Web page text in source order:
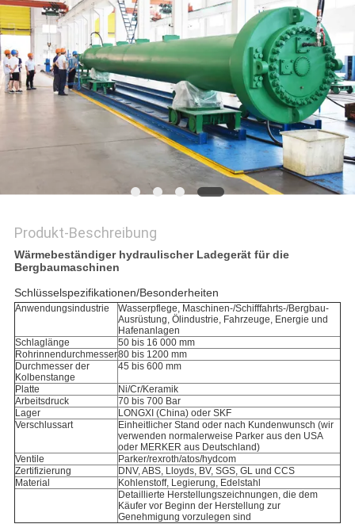
DATENSCHUTZRICHTLINIE
Produkt-Beschreibung
Wärmebeständiger hydraulischer Ladegerät für die
Bergbaumaschinen
Schlüsselspezifikationen/Besonderheiten
Anwendungsindustrie
Wasserpflege, Maschinen-/Schifffahrts-/Bergbau-
Ausrüstung, Ölindustrie, Fahrzeuge, Energie und
Hafenanlagen
Schlaglänge
50 bis 16 000 mm
Rohrinnendurchmesser80 bis 1200 mm
Durchmesser der
Kolbenstange
45 bis 600 mm
Platte
Ni/Cr/Keramik
Arbeitsdruck
70 bis 700 Bar
Lager
LONGXI (China) oder SKF
Verschlussart
Einheitlicher Stand oder nach Kundenwunsch (wir
verwenden normalerweise Parker aus den USA
oder MERKER aus Deutschland)
Ventile
Parker/rexroth/atos/hydcom
Zertifizierung
DNV, ABS, Lloyds, BV, SGS, GL und CCS
Material
Kohlenstoff, Legierung, Edelstahl
Detaillierte Herstellungszeichnungen, die dem
Käufer vor Beginn der Herstellung zur
Genehmigung vorzulegen sind